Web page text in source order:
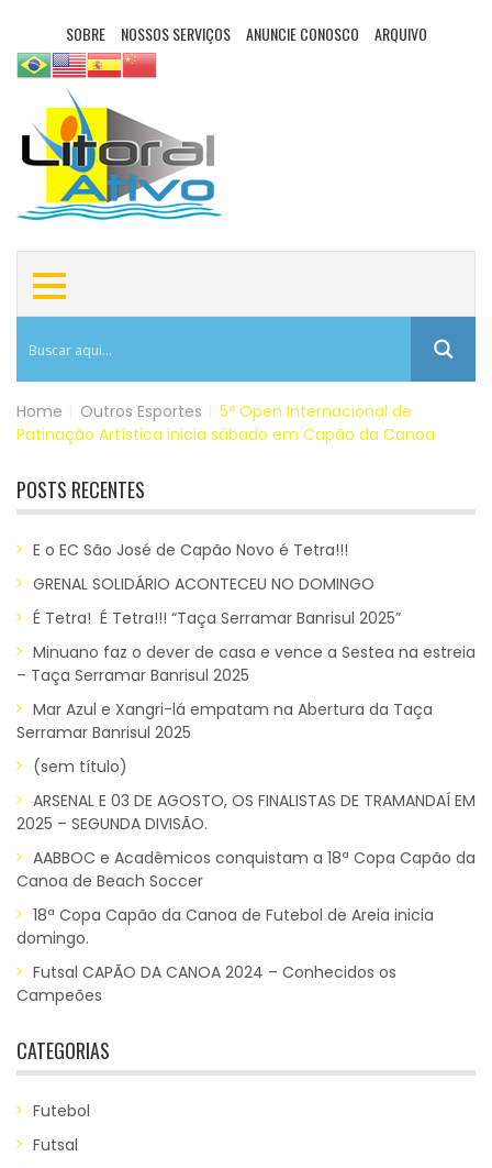
SOBRE NOSSOS SERVIÇOS ANUNCIE CONOSCO ARQUIVO
Home Outros Esportes
5º Open Internacional de
Patinação Artística inicia sábado em Capão da Canoa
POSTS RECENTES
E o EC São José de Capão Novo é Tetra!!!
GRENAL SOLIDÁRIO ACONTECEU NO DOMINGO
É Tetra! É Tetra!!! “Taça Serramar Banrisul 2025”
Minuano faz o dever de casa e vence a Sestea na estreia
– Taça Serramar Banrisul 2025
Mar Azul e Xangri-lá empatam na Abertura da Taça
Serramar Banrisul 2025
(sem título)
ARSENAL E 03 DE AGOSTO, OS FINALISTAS DE TRAMANDAÍ EM
2025 – SEGUNDA DIVISÃO.
AABBOC e Acadêmicos conquistam a 18ª Copa Capão da
Canoa de Beach Soccer
18ª Copa Capão da Canoa de Futebol de Areia inicia
domingo.
Futsal CAPÃO DA CANOA 2024 – Conhecidos os
Campeões
CATEGORIAS
Futebol
Futsal